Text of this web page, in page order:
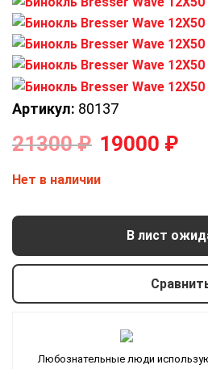
Артикул: 80137
21300₽ 19000 ₽
Нет в наличии
В лист
Любознательные люди